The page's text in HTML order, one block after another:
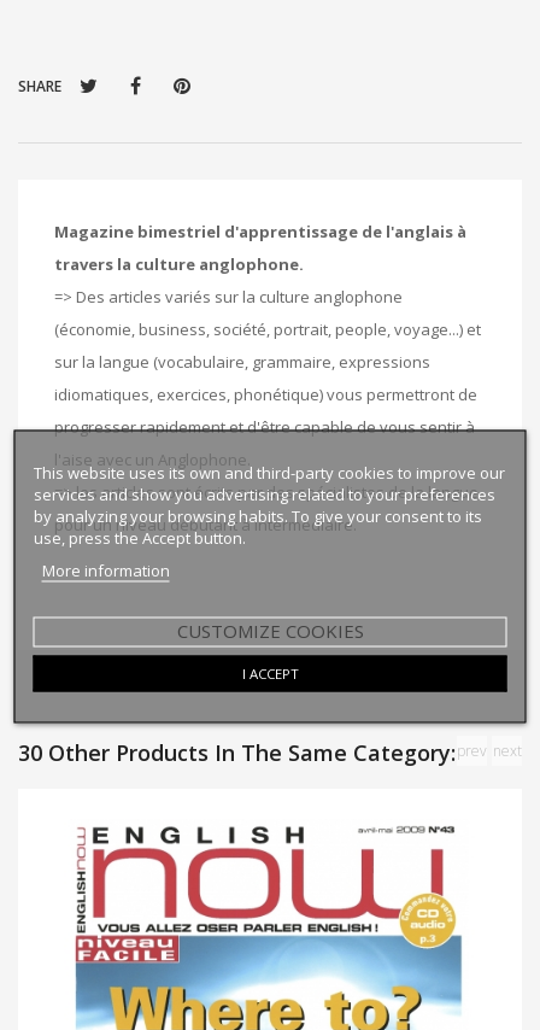
SHARE
Magazine bimestriel d'apprentissage de l'anglais à
travers la culture anglophone.
=> Des articles variés sur la culture anglophone
(économie, business, société, portrait, people, voyage...) et
sur la langue (vocabulaire, grammaire, expressions
idiomatiques, exercices, phonétique) vous permettront de
progresser rapidement et d'être capable de vous sentir à
l'aise avec un Anglophone.
=> les articles sont écrits par des spécialistes de la langue
pour un niveau débutant à intermédiaire.
30 Other Products In The Same Category:prev next
This website uses its own and third-party cookies to improve our
services and show you advertising related to your preferences
by analyzing your browsing habits. To give your consent to its
use, press the Accept button.
More information
CUSTOMIZE COOKIES
I ACCEPT